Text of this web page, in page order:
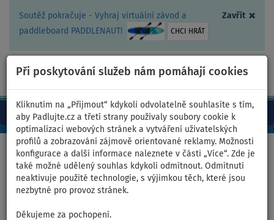
Zavřít ×
Soutěž pokračuje - Vyhraj virtuální závod a
paddleboard PADDLENAUT!
CHCI HRÁT
Při poskytování služeb nám pomáhají cookies
Kliknutím na „Přijmout“ kdykoli odvolatelně souhlasíte s tím,
aby Padlujte.cz a třetí strany používaly soubory cookie k
optimalizaci webových stránek a vytváření uživatelských
profilů a zobrazování zájmově orientované reklamy. Možnosti
konfigurace a další informace naleznete v části „Více“. Zde je
také možné udělený souhlas kdykoli odmítnout. Odmítnutí
neaktivuje použité technologie, s výjimkou těch, které jsou
nezbytné pro provoz stránek.
Děkujeme za pochopení.
CZ/Kč +420 467 409 090 0ks
Domů >Nafukovací paddleboardy >Střední univerzální
Paddleboard AQUA MARINA